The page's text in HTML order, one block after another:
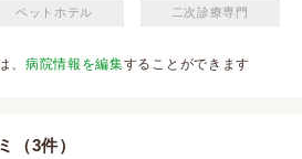
ペットホテル 二次診療専門
、 病院情報を編集することができます
（3件）